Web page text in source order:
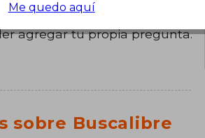
sobre el libro?
agregar tu propia pregunta.
sobre Buscalibre
Me quedo aquí